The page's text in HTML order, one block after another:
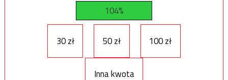
104%
30 zł 50 zł 100 zł
Inna kwota